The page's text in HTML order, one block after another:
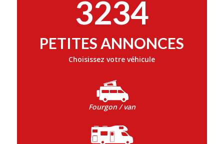
3234
PETITES ANNONCES
Choisissez votre véhicule
Fourgon / van